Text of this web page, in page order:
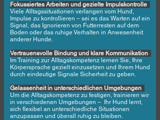
Fokussiertes Arbeiten und gezielte Impulskontrolle
Viele Alltagssituationen verlangen vom Hund,
Impulse zu kontrollieren – sei es das Warten auf ein
Signal, das Ignorieren von Futterresten auf dem
Boden oder das ruhige Verhalten in Anwesenheit
anderer Hunde.
Vertrauensvolle Bindung und klare Kommunikation
Im Training zur Alltagskompetenz lernen Sie, Ihre
Körpersprache gezielt einzusetzen und Ihrem Hund
durch eindeutige Signale Sicherheit zu geben.
Gelassenheit in unterschiedlichen Umgebungen
Um die Alltagskompetenz zu festigen, trainieren wir
in verschiedenen Umgebungen – Ihr Hund lernt,
sich flexibel an unterschiedliche Situationen
anzupassen und überall ruhig zu bleiben.